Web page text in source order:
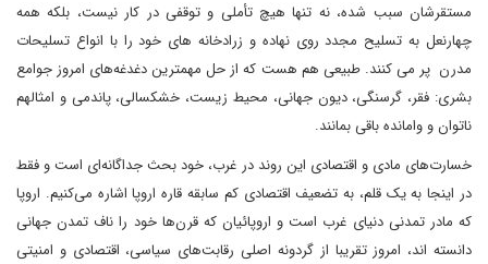
مستقرشان سبب شده، نه تنها هیچ تأملی و توقفی در کار نیست، بلکه همه
چهارنعل به تسلیح مجدد روی نهاده و زرادخانه های خود را با انواع تسلیحات
مدرن پر می کنند. طبیعی هم هست که از حل مهمترین دغدغه‌های امروز جوامع
بشری: فقر، گرسنگی، دیون جهانی، محیط زیست، خشکسالی، پاندمی و امثالهم
ناتوان و وامانده باقی بمانند.
خسارت‌های مادی و اقتصادی این روند در غرب، خود بحث جداگانه‌ای است و فقط
در اینجا به یک قلم، به تضعیف اقتصادی کم سابقه قاره اروپا اشاره می‌کنیم. اروپا
که مادر تمدنی دنیای غرب است و اروپائیان که قرن‌ها خود را ناف تمدن جهانی
دانسته اند، امروز تقریبا از گردونه اصلی رقابت‌های سیاسی، اقتصادی و امنیتی